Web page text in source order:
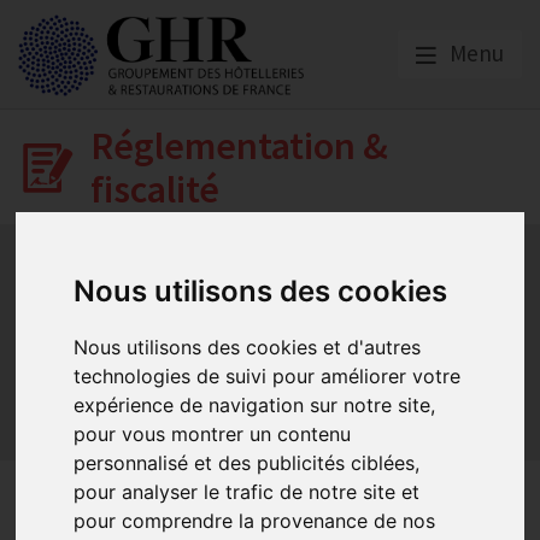
Nous utilisons des cookies
Nous utilisons des cookies et d'autres
technologies de suivi pour améliorer votre
expérience de navigation sur notre site,
pour vous montrer un contenu
personnalisé et des publicités ciblées,
pour analyser le trafic de notre site et
pour comprendre la provenance de nos
Menu
Réglementation &
fiscalité
Les formations obligatoires
discothèques
Les obligations dans les hôtels
Les obligations dans les restaurants
Sécurité et Accessibilité
Tabac et vapotage
Nos derniers